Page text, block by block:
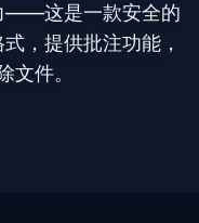
——这是一款安全的
，提供批注功能，
文件。